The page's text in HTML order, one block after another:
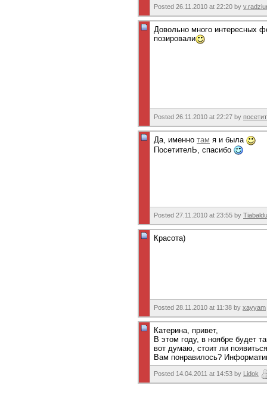
Posted 26.11.2010 at 22:20 by
Довольно много интересных
позировали
Posted 26.11.2010 at 22:27 by
Да, именно там я и была
ПосетителЬ, спасибо
Posted 27.11.2010 at 23:55 by Tiabaldu
Красота)
Posted 28.11.2010 at 11:38 by xayyam
Катерина, привет,
В этом году, в ноябре будет
вот думаю, стоит ли
Вам понравилось?
Posted 14.04.2011 at 14:53 by Lidok